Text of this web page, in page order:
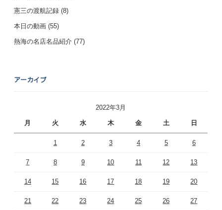
憲三の渡航記録 (8)
本日の動画 (55)
熱海の名店名品紹介 (77)
アーカイブ
2022年3月
月 火 水 木 金 土 日
1 2 3 4 5 6
7 8 9 10 11 12 13
14 15 16 17 18 19 20
21 22 23 24 25 26 27